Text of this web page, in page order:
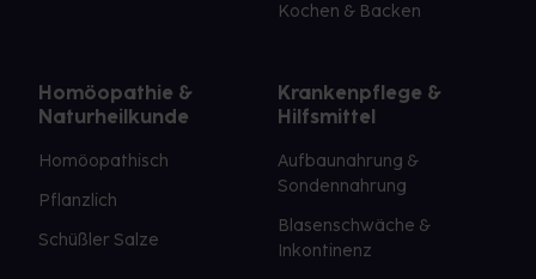
Kochen & Backen
Homöopathie &
Naturheilkunde
Homöopathisch
Pflanzlich
Schüßler Salze
Krankenpflege &
Hilfsmittel
Aufbaunahrung &
Sondennahrung
Blasenschwäche &
Inkontinenz